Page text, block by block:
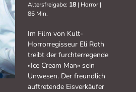
Altersfreigabe: 18 | Horror |
86 Min.
Im Film von Kult-
Horrorregisseur Eli Roth
treibt der furchterregende
«Ice Cream Man» sein
Unwesen. Der freundlich
auftretende Eisverkäufer